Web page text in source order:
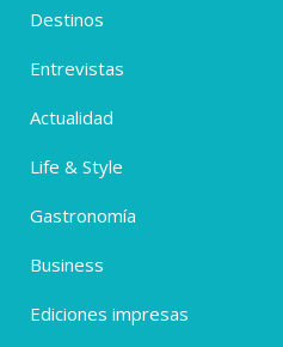
Destinos
Entrevistas
Actualidad
Life & Style
Gastronomía
Business
Ediciones impresas